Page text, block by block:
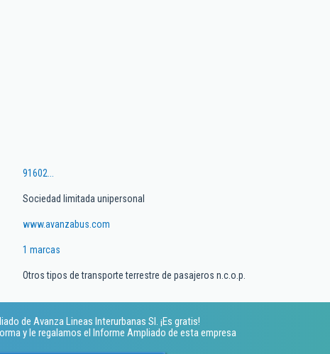
91602...
Sociedad limitada unipersonal
www.avanzabus.com
1 marcas
Otros tipos de transporte terrestre de pasajeros n.c.o.p.
de Avanza Lineas Interurbanas Sl. ¡Es gratis!
y le regalamos el Informe Ampliado de esta empresa